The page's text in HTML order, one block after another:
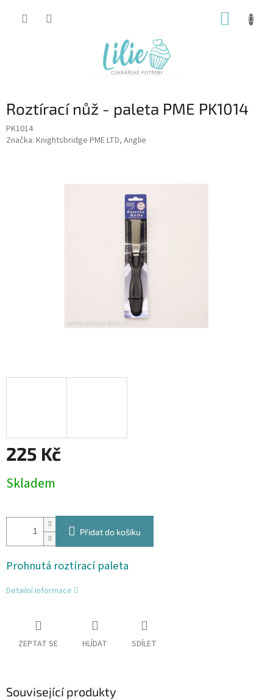
Roztírací nůž - paleta PME PK1014
PK1014
Značka: Knightsbridge PME LTD, Anglie
225 Kč
cena:
Skladem
Přidat do košíku
Prohnutá roztírací paleta
Detailní informace
ZEPTAT SE HLÍDAT SDÍLET
Související produkty